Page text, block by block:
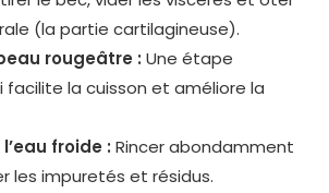
(la partie cartilagineuse).
rougeâtre : Une étape
facilite la cuisson et améliore la
froide : Rincer abondamment
les impuretés et résidus.